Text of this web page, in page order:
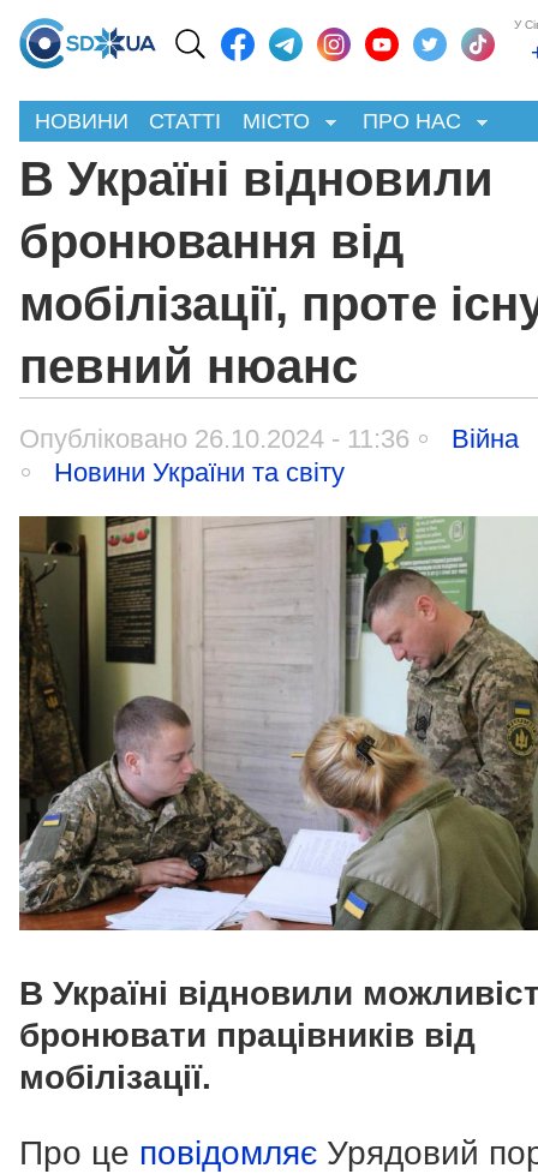
У
НОВИНИ СТАТТІ МІСТО ПРО НАС
В Україні відновили
бронювання від
мобілізації, проте
певний нюанс
Опубліковано 26.10.2024 - 11:36
Війна
Новини України та світу
В Україні відновили
бронювати працівників від
мобілізації.
Про це повідомляє Урядовий